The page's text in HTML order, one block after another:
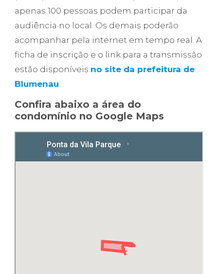
apenas 100 pessoas podem participar da
audiência no local. Os demais poderão
acompanhar pela internet em tempo real. A
ficha de inscrição e o link para a transmissão
estão disponíveis no site da prefeitura de
Blumenau.
Confira abaixo a área do
condomínio no Google Maps